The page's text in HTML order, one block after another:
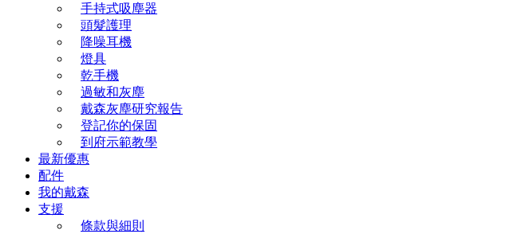
手持式吸塵器
頭髮護理
降噪耳機
燈具
乾手機
過敏和灰塵
戴森灰塵研究報告
登記你的保固
到府示範教學
最新優惠
配件
我的戴森
支援
條款與細則